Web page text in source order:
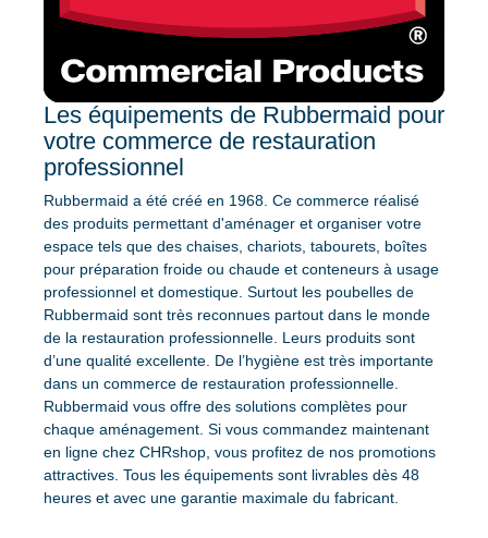
Les équipements de Rubbermaid pour
votre commerce de restauration
professionnel
Rubbermaid a été créé en 1968. Ce commerce réalisé
des produits permettant d'aménager et organiser votre
espace tels que des chaises, chariots, tabourets, boîtes
pour préparation froide ou chaude et conteneurs à usage
professionnel et domestique. Surtout les poubelles de
Rubbermaid sont très reconnues partout dans le monde
de la restauration professionnelle. Leurs produits sont
d’une qualité excellente. De l’hygiène est très importante
dans un commerce de restauration professionnelle.
Rubbermaid vous offre des solutions complètes pour
chaque aménagement. Si vous commandez maintenant
en ligne chez CHRshop, vous profitez de nos promotions
attractives. Tous les équipements sont livrables dès 48
heures et avec une garantie maximale du fabricant.